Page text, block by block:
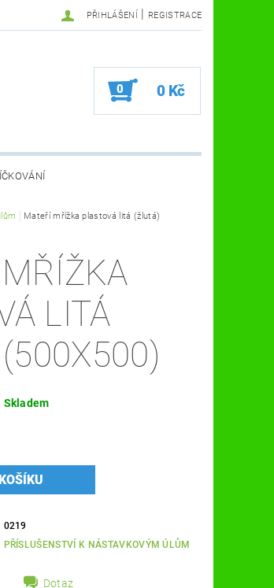
PŘIHLÁŠENÍ | REGISTRACE
0 0 Kč
KOSMETIKA A ZDRAVÍ
Mateří mřížka plastová litá (žlutá)
LITÁ
Skladem
0219
PŘÍSLUŠENSTVÍ K NÁSTAVKOVÝM ÚLŮM
Dotaz